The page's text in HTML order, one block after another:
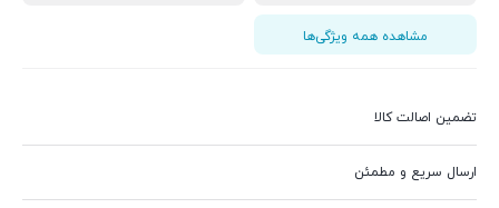
مشاهده همه ویژگی‌ها
تضمین اصالت کالا
ارسال سریع و مطمئن